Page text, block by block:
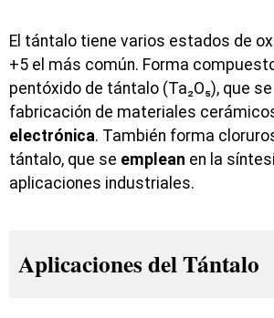
El tántalo tiene varios estados de
+5 el más común. Forma
pentóxido de tántalo (Ta₂O₅), que
fabricación de materiales
electrónica. También forma
tántalo, que se emplean en la
aplicaciones industriales.
Aplicaciones del Tántalo